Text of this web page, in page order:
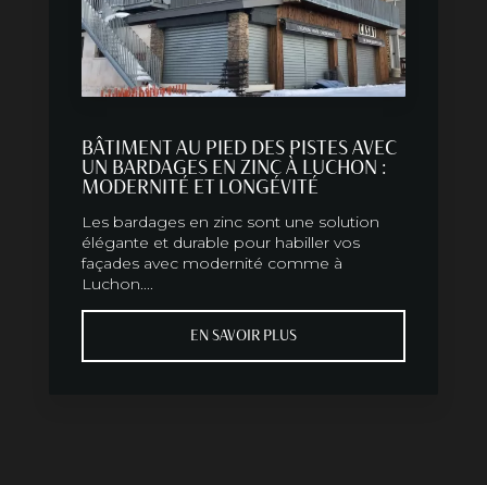
BÂTIMENT AU PIED DES PISTES AVEC
UN BARDAGES EN ZINC À LUCHON :
MODERNITÉ ET LONGÉVITÉ
Les bardages en zinc sont une solution
élégante et durable pour habiller vos
façades avec modernité comme à
Luchon....
EN SAVOIR PLUS